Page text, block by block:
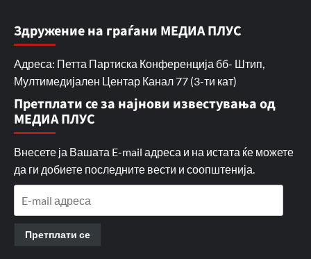
Здружение на граѓани МЕДИА ПЛУС
Адреса: Петта Партиска Конференција бб- Штип,
Мултимедијален Центар Канал 77 (3-ти кат)
Претплати се за најнови известувања од
МЕДИА ПЛУС
Внесете ја Вашата E-mail адреса и на истата ќе можете
да ги добиете последните вести и соопштенија.
Претплати се